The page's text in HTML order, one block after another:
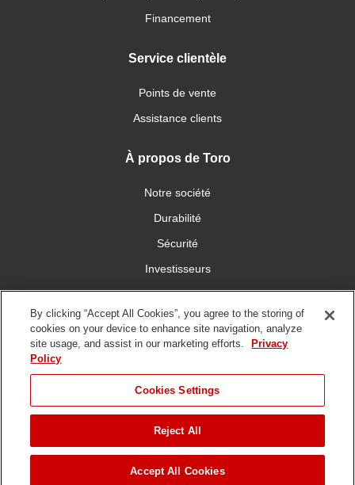
Financement
Service clientèle
Points de vente
Assistance clients
À propos de Toro
Notre société
Durabilité
Sécurité
Investisseurs
Carrières
Communiquez avec nous
d'utilisation
Politique de
confidentialité
Copyright/DMCA
2026 The Toro Company. Tous droits réservés.
By clicking “Accept All Cookies”, you agree to the storing of
cookies on your device to enhance site navigation, analyze
site usage, and assist in our marketing efforts.
Privacy
Policy
Cookies Settings
Reject All
Accept All Cookies